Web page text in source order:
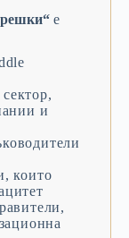
е
сектор,
и
които